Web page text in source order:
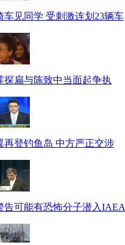
车见同学 受刺激连划23辆车
探扁与陈致中当面起争执
再登钓鱼岛 中方严正交涉
告可能有恐怖分子潜入IAEA